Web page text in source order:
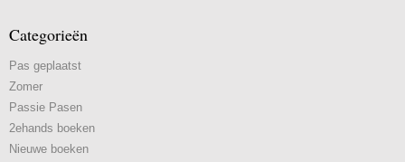
Categorieën
Pas geplaatst
Zomer
Passie Pasen
2ehands boeken
Nieuwe boeken